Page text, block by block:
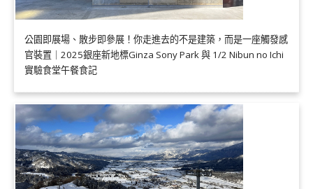
公園即展場、散步即參展！你走進去的不是建築，而是一座觸發感
官裝置｜2025銀座新地標Ginza Sony Park 與 1/2 Nibun no Ichi
實驗食堂午餐食記